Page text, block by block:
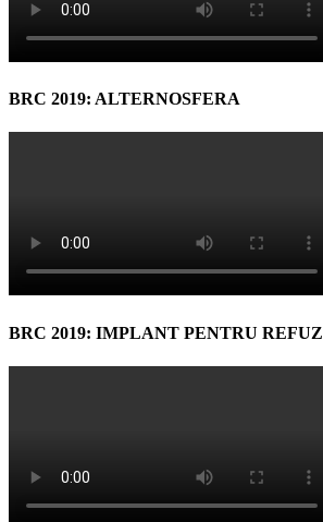
BRC 2019: ALTERNOSFERA
BRC 2019: IMPLANT PENTRU REFUZ